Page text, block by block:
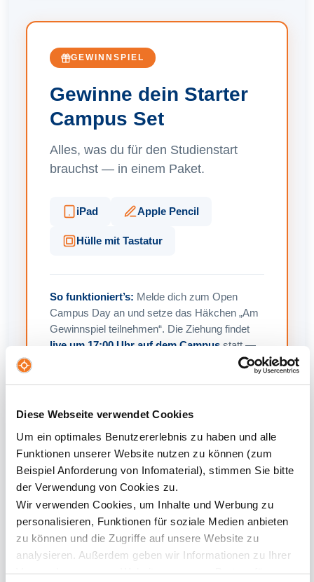
Diese Webseite verwendet Cookies
Um ein optimales Benutzererlebnis zu haben und alle
Funktionen unserer Website nutzen zu können (zum
Beispiel Anforderung von Infomaterial), stimmen Sie bitte
der Verwendung von Cookies zu.
Wir verwenden Cookies, um Inhalte und Werbung zu
personalisieren, Funktionen für soziale Medien anbieten
zu können und die Zugriffe auf unsere Website zu
analysieren. Außerdem geben wir Informationen zu Ihrer
Verwendung unserer Website an unsere Partner für
GEWINNSPIEL
Gewinne dein Starter
Campus Set
Alles, was du für den Studienstart
brauchst — in einem Paket.
iPad Apple Pencil
Hülle mit Tastatur
So funktioniert’s: Melde dich zum Open
Campus Day an und setze das Häkchen „Am
Gewinnspiel teilnehmen“. Die Ziehung findet
live um 17:00 Uhr auf dem Campus statt —
Anwesenheit ist Voraussetzung. Den Gewinn
DAS PROGRAMM
Das Programm im
Überblick